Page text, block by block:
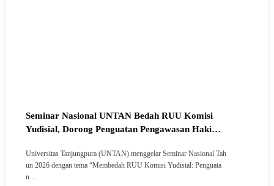
Seminar Nasional UNTAN Bedah RUU Komisi
Yudisial, Dorong Penguatan Pengawasan Hakim
Universitas Tanjungpura (UNTAN) menggelar Seminar Nasional Tah
un 2026 dengan tema “Membedah RUU Komisi Yudisial: Penguata
n…